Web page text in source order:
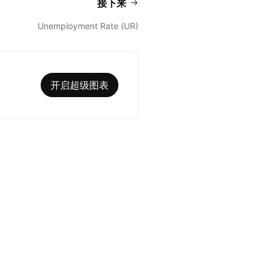
接下来
Unemployment Rate (UR)
开启超级图表